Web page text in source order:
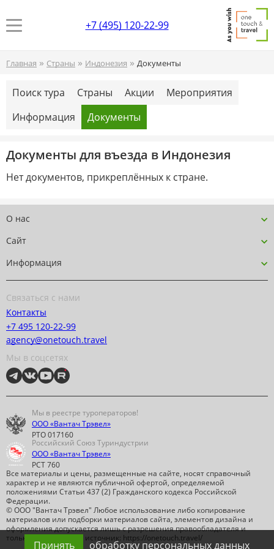
+7 (495) 120-22-99
Главная » Страны » Индонезия » Документы
Поиск тура Страны Акции
Мероприятия
Информация
Документы
Документы для въезда в Индонезия
Нет документов, прикреплённых к стране.
О нас
Сайт
Информация
Связаться с нами
Контакты
+7 495 120-22-99
agency@onetouch.travel
Мы в соцсетях
Мы в реестре туроператоров!
ООО «Вантач Трэвел»
РТО 017160
Все материалы и цены, размещенные на сайте, носят справочный
характер и не являются публичной офертой, определяемой
положениями Статьи 437 (2) Гражданского кодекса Российской
Федерации.
Российский Союз Туриндустрии
ООО «Вантач Трэвел»
РСТ 760
© ООО "Вантач Трэвел" Любое использование либо копирование
материалов или подборки материалов сайта, элементов дизайна и
оформления допускается лишь с разрешения правообладателя и
только со ссылкой на источник: https://onetouch.travel/
обработку персональных данных
Принять